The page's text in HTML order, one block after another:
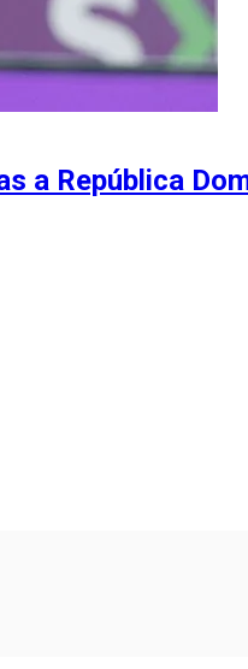
a República